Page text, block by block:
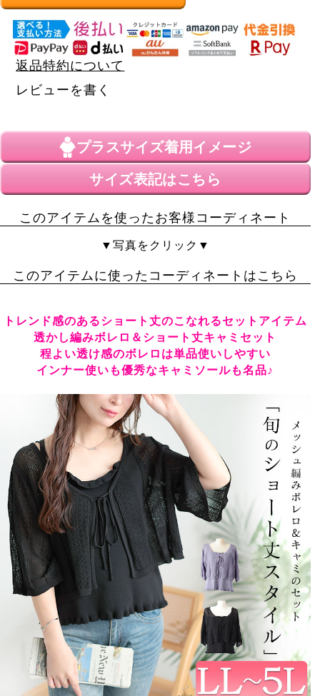
返品特約について
レビューを書く
プラスサイズ着用イメージ
サイズ表記はこちら
このアイテムを使ったお客様コーディネート
▼写真をクリック▼
このアイテムに使ったコーディネートはこちら
トレンド感のあるショート丈のこなれるセットアイテム
透かし編みボレロ＆ショート丈キャミセット
程よい透け感のボレロは単品使いしやすい
インナー使いも優秀なキャミソールも名品♪